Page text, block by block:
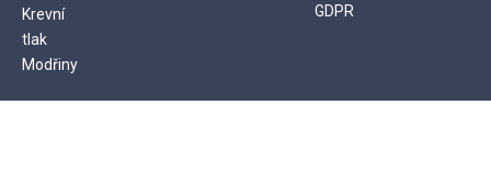
Krevní
tlak
Modřiny
GDPR